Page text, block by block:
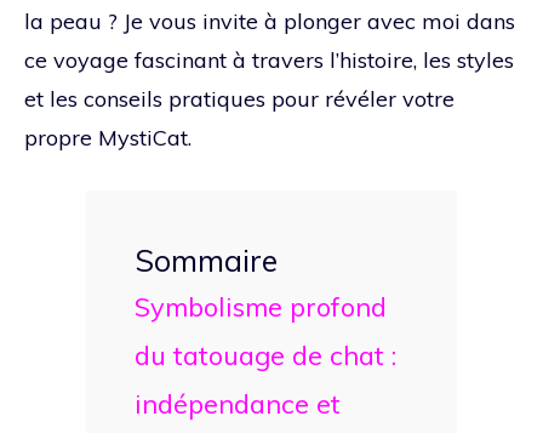
la peau ? Je vous invite à plonger avec moi dans
ce voyage fascinant à travers l’histoire, les styles
et les conseils pratiques pour révéler votre
propre MystiCat.
Sommaire
Symbolisme profond
du tatouage de chat :
indépendance et